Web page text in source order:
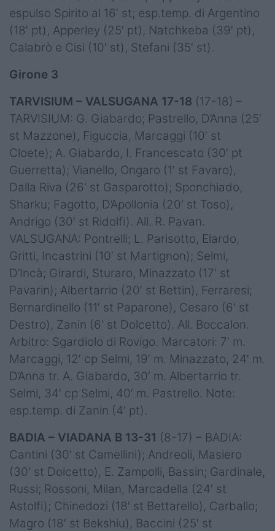
espulso Spirito al 16′ st; esp.temp. di Argentino
(18′ pt), Apperley (25′ pt), Natchkeba (39′ pt),
Calabrò e Cisi (10′ st), Stefani (35′ st).
Girone 3
TARVISIUM – VALSUGANA 17-18 (17-18) –
TARVISIUM: G. Giabardo; Pastrello, D’Anna (25′
st Mazzone), Figuccia, Marcaggi (10′ st
Cloete); A. Giabardo, I. Francescato (30′ pt
Guerretta); Vianello, Ongaro (1′ st Favaro),
Dalla Riva (26′ st Gasparotto); Sponchiado,
Sharku; Fagotto, D’Apollonia (20′ st Toso),
Andrigo (30′ st Ridolfi). All. R. Pavan.
VALSUGANA: Pontrelli; L. Parisotto, Elardo,
Gritti, Incastrini (10′ st Martignon); Selmi,
D’Incà; Girardi, Sturaro, Minazzato (17′ st
Pavarin); Albertarrio (20′ st Bettin), Ferraresi;
Bernardinello (11′ st Paparone), Cesaro (6′ st
Destro), Zanin (6′ st Dolcetto). All. Boccalon.
Arbitro: Sgardiolo di Rovigo. Marcatori: 7′ m.
Marcaggi, 12′ cp Selmi, 19′ m. Minazzato, 24′ m.
D’Anna tr. A. Giabardo, 30′ m. Albertarrio tr.
Selmi, 34′ cp Selmi, 40′ m. Pastrello. Note:
esp.temp. di Zanin (4′ pt).
BADIA – VIADANA B 13-31 (8-17) – BADIA:
Cantini (30′ st Camellini); Andreoli, Masiero
(30′ st Dolcetto), E. Zampolli, Bassin; Gardinale,
Russi; Rossoni, Milan, Marcadella (24′ st
Astolfi); Chinedozi (18′ st Bettarello), Carballo;
Magro (18′ st Bekshiu), Baccini (25′ st